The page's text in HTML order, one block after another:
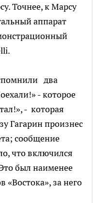
Точнее, к Марсу
аппарат
два
- которое
- которая
Гагарин произнес
сообщение
что включился
был наименее
за него